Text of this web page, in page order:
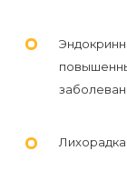
нужно
знать
перед
к